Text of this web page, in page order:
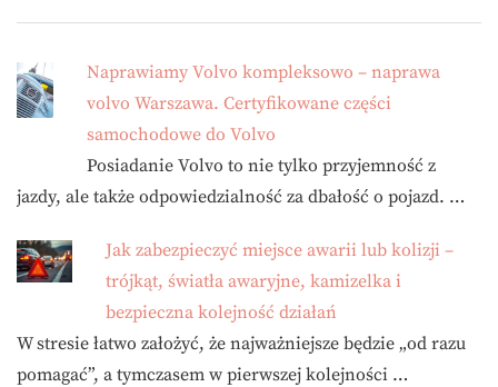
Naprawiamy Volvo kompleksowo – naprawa
volvo Warszawa. Certyfikowane części
samochodowe do Volvo
Posiadanie Volvo to nie tylko przyjemność z
jazdy, ale także odpowiedzialność za dbałość o pojazd. …
Jak zabezpieczyć miejsce awarii lub kolizji –
trójkąt, światła awaryjne, kamizelka i
bezpieczna kolejność działań
W stresie łatwo założyć, że najważniejsze będzie „od razu
pomagać”, a tymczasem w pierwszej kolejności …